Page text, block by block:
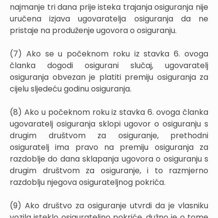
najmanje tri dana prije isteka trajanja osiguranja nije
uručena izjava ugovaratelja osiguranja da ne
pristaje na produženje ugovora o osiguranju.
(7) Ako se u počeknom roku iz stavka 6. ovoga
članka dogodi osigurani slučaj, ugovaratelj
osiguranja obvezan je platiti premiju osiguranja za
cijelu sljedeću godinu osiguranja.
(8) Ako u počeknom roku iz stavka 6. ovoga članka
ugovaratelj osiguranja sklopi ugovor o osiguranju s
drugim društvom za osiguranje, prethodni
osiguratelj ima pravo na premiju osiguranja za
razdoblje do dana sklapanja ugovora o osiguranju s
drugim društvom za osiguranje, i to razmjerno
razdoblju njegova osigurateljnog pokrića.
(9) Ako društvo za osiguranje utvrdi da je vlasniku